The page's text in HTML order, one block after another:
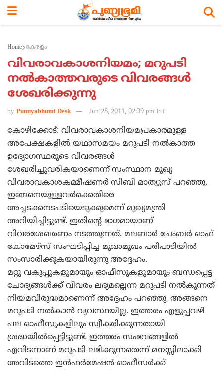
Home കേരളം
വിവരാവകാശനിയമം; മറുപടി
നല്‍കാത്തവരുടെ വിവരങ്ങള്‍
ശേഖരിക്കുന്നു
by Punnyabhumi Desk Jun 28, 2011, 02:39 pm IST
കോഴിക്കോട്: വിവരാവകാശനിയമപ്രകാരമുള്ള
അപേക്ഷകളില്‍ യഥാസമയം മറുപടി നല്‍കാത്ത
ഉദ്യോഗസ്ഥരുടെ വിവരങ്ങള്‍
ശേഖരിച്ചുവരികയാണെന്ന് സംസ്ഥാന മുഖ്യ
വിവരാവകാശകമ്മീഷണര്‍ സിബി മാത്യൂസ് പറഞ്ഞു.
ഇങ്ങനെയുള്ളവര്‍ക്കെതിരെ
അച്ചടക്കനടപടിയെടുക്കുമെന്ന് മുഖ്യമന്ത്രി
അറിയിച്ചിട്ടുണ്ട്. ഇതിന്റെ ഭാഗമായാണ്
വിവരശേഖരണം നടത്തുന്നത്. മലബാര്‍ ചേംബര്‍ ഓഫ്
കോമേഴ്‌സ് സംഘടിപ്പിച്ച മുഖാമുഖം പരിപാടിയില്‍
സംസാരിക്കുകയായിരുന്നു അദ്ദേഹം.
മറ്റു വകുപ്പുകളുമായും ഓഫീസുകളുമായും ബന്ധപ്പെട്ട
ചോദ്യങ്ങള്‍ക്ക് വിവരം ലഭ്യമല്ലെന്ന മറുപടി നല്‍കുന്നത്
നിയമവിരുദ്ധമാണെന്ന് അദ്ദേഹം പറഞ്ഞു. അങ്ങനെ
മറുപടി നല്‍കാന്‍ വ്യവസ്ഥയില്ല. ഇത്തരം എളുപ്പവഴി
പല ഓഫീസുകളിലും സ്വീകരിക്കുന്നതായി
ശ്രദ്ധയില്‍പ്പെട്ടിട്ടുണ്ട്. ഇത്തരം സംഭവങ്ങളില്‍
എവിടന്നാണ് മറുപടി ലഭിക്കുന്നതെന്ന് മനസ്സിലാക്കി
അവിടത്തെ ഇന്‍ഫര്‍മേഷന്‍ ഓഫീസര്‍ക്ക്